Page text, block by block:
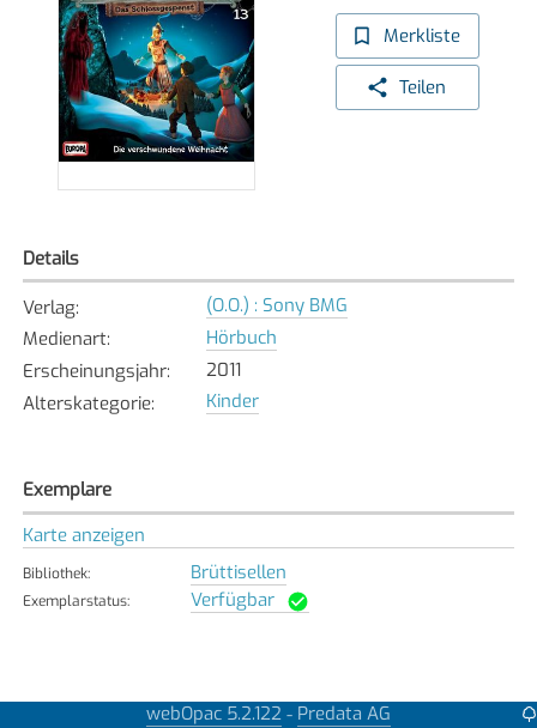
Merkliste
Teilen
Details
Verlag:
(O.O.) : Sony BMG
Medienart:
Hörbuch
Erscheinungsjahr:
2011
Alterskategorie: Kinder
Exemplare
Karte anzeigen
Bibliothek: Brüttisellen
Exemplarstatus: Verfügbar
Weitere DetailswebOpac 5.2.122 - Predata AG